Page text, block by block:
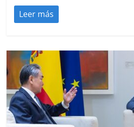
Leer más